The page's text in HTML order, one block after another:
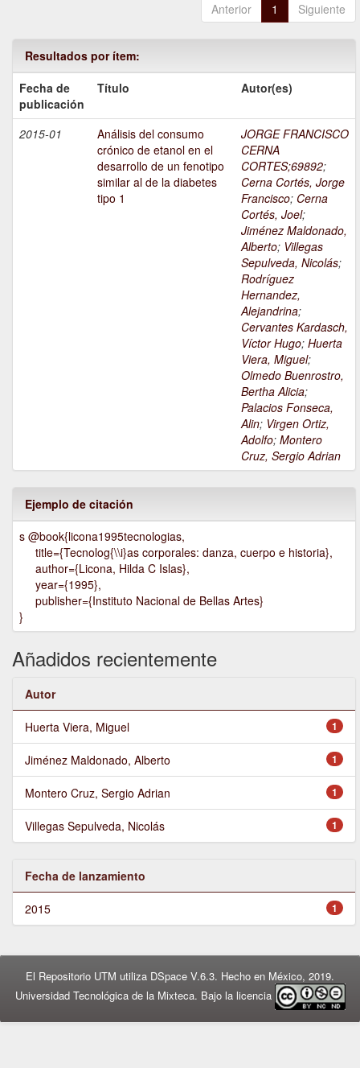
Anterior 1 Siguiente
Resultados por ítem:
Fecha de
publicación
Título Autor(es)
2015-01
Análisis del consumo
crónico de etanol en el
desarrollo de un fenotipo
similar al de la diabetes
tipo 1
JORGE FRANCISCO
CERNA
CORTES;69892;
Cerna Cortés, Jorge
Francisco; Cerna
Cortés, Joel;
Jiménez Maldonado,
Alberto; Villegas
Sepulveda, Nicolás;
Rodríguez
Hernandez,
Alejandrina;
Cervantes Kardasch,
Víctor Hugo; Huerta
Viera, Miguel;
Olmedo Buenrostro,
Bertha Alicia;
Palacios Fonseca,
Alin; Virgen Ortiz,
Adolfo; Montero
Cruz, Sergio Adrian
Ejemplo de citación
s @book{licona1995tecnologias,
title={Tecnolog{\\i}as corporales: danza, cuerpo e historia},
author={Licona, Hilda C Islas},
year={1995},
publisher={Instituto Nacional de Bellas Artes}
}
Añadidos recientemente
Autor
1
Huerta Viera, Miguel
1
Jiménez Maldonado, Alberto
1
Montero Cruz, Sergio Adrian
1
Villegas Sepulveda, Nicolás
Fecha de lanzamiento
1
2015
El Repositorio UTM utiliza DSpace V.6.3. Hecho en México, 2019.
Universidad Tecnológica de la Mixteca. Bajo la licencia